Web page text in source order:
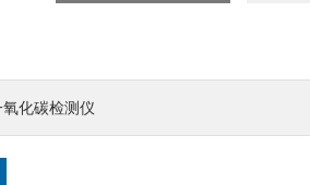
氧化碳检测仪